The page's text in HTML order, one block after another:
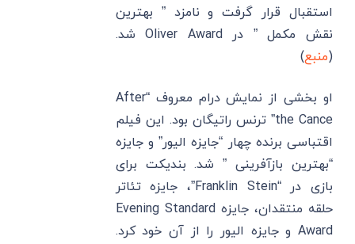
استقبال قرار گرفت و نامزد ” بهترین
نقش مکمل ” در Oliver Award شد.
(منبع)
او بخشی از نمایش درام معروف “After
the Cance” ترنس راتیگان بود. این فیلم
اقتباسی برنده چهار “جایزه الیور” و جایزه
“بهترین بازآفرینی ” شد. بندیکت برای
بازی در “Franklin Stein”، جایزه تئاتر
حلقه منتقدان، جایزه Evening Standard
Award و جایزه الیور را از آن خود کرد.